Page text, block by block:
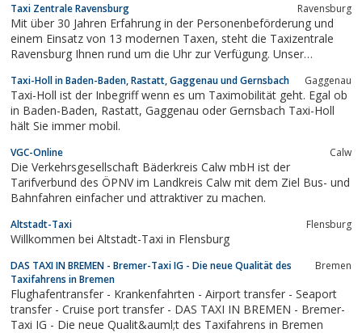
Taxi Zentrale Ravensburg Ravensburg
Mit über 30 Jahren Erfahrung in der Personenbeförderung und
einem Einsatz von 13 modernen Taxen, steht die Taxizentrale
Ravensburg Ihnen rund um die Uhr zur Verfügung. Unser
Taxi-Holl in Baden-Baden, Rastatt, Gaggenau und Gernsbach Gaggenau
Taxi-Holl ist der Inbegriff wenn es um Taximobilität geht. Egal ob
in Baden-Baden, Rastatt, Gaggenau oder Gernsbach Taxi-Holl
hält Sie immer mobil.
VGC-Online Calw
Die Verkehrsgesellschaft Bäderkreis Calw mbH ist der
Tarifverbund des ÖPNV im Landkreis Calw mit dem Ziel Bus- und
Bahnfahren einfacher und attraktiver zu machen.
Altstadt-Taxi Flensburg
Willkommen bei Altstadt-Taxi in Flensburg
DAS TAXI IN BREMEN - Bremer-Taxi IG - Die neue Qualität des
Taxifahrens in Bremen
Bremen
Flughafentransfer - Krankenfahrten - Airport transfer - Seaport
transfer - Cruise port transfer - DAS TAXI IN BREMEN - Bremer-
Taxi IG - Die neue Qualit&auml;t des Taxifahrens in Bremen